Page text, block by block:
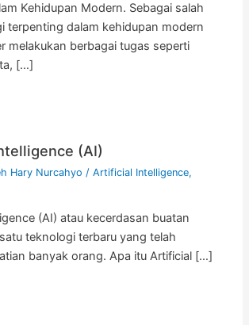
Kehidupan Modern. Sebagai salah
terpenting dalam kehidupan modern
melakukan berbagai tugas seperti
[…]
(AI)
Hary Nurcahyo/Artificial Intelligence,
(AI) atau kecerdasan buatan
teknologi terbaru yang telah
banyak orang. Apa itu Artificial […]